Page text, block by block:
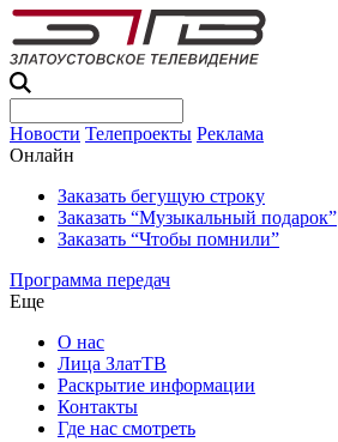
Новости Телепроекты Реклама
Онлайн
Заказать бегущую строку
Заказать “Музыкальный подарок”
Заказать “Чтобы помнили”
Программа передач
Еще
О нас
Лица ЗлатТВ
Раскрытие информации
Контакты
Где нас смотреть